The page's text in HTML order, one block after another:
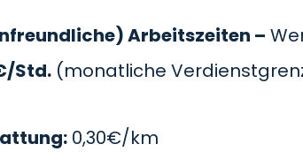
Arbeitszeiten –
Std. (monatliche
0,30€/km